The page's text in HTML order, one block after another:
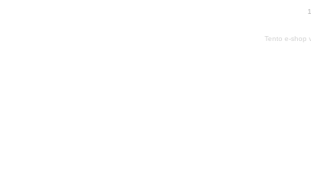
Tento e-shop